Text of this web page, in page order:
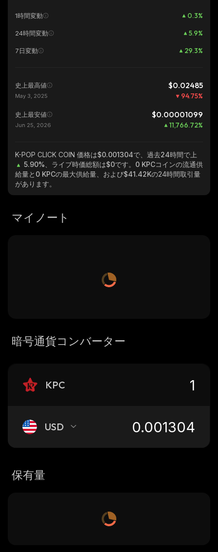
1時間変動 0.3%
24時間変動 5.9%
7日変動 29.3%
史上最高値 $0.02485
May 3, 2025 94.75%
史上最安値 $0.00001099
Jun 25, 2026 11,766.72%
K-POP CLICK COIN 価格は$0.001304で、過去24時間で上
5.90% 、ライブ時価総額は$0です。 0 KPCコインの流通供
給量と 0 KPCの最大供給量、および$41.42Kの24時間取引量
があります。
マイノート
暗号通貨コンバーター
KPC
USD
保有量